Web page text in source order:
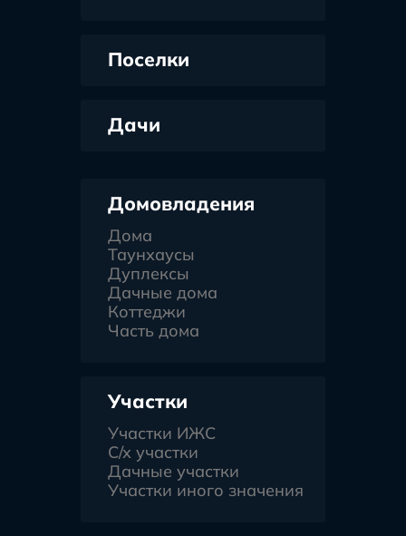
Поселки
Дачи
Домовладения
Дома
Таунхаусы
Дуплексы
Дачные дома
Коттеджи
Часть дома
Участки
Участки ИЖС
С/х участки
Дачные участки
Участки иного значения